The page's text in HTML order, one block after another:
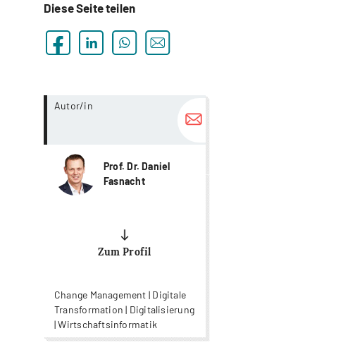
Diese Seite teilen
Autor/in
Prof. Dr. Daniel
Fasnacht
Zum Profil
Change Management | Digitale
Transformation | Digitalisierung
| Wirtschaftsinformatik
more...